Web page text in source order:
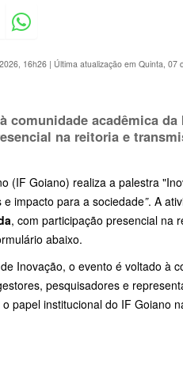
16h26 | Última atualização em Quinta, 07
comunidade acadêmica
na reitoria e
(IF Goiano) realiza a palestra
impacto para a sociedade”. A
, com participação presencial na
abaixo.
Inovação, o evento é voltado à
pesquisadores e
papel institucional do IF Goiano